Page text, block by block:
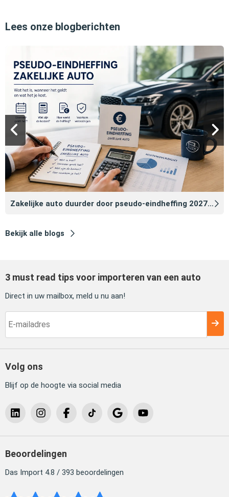
Lees onze blogberichten
Zakelijke auto duurder door pseudo‑eindheffing 2027: zo voorkomt u dat
Bekijk alle blogs
3 must read tips voor importeren van een auto
Direct in uw mailbox, meld u nu aan!
Volg ons
Blijf op de hoogte via social media
Beoordelingen
Das Import 4.8 / 393 beoordelingen